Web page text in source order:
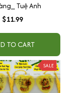
Tuệ Anh
$11.99
TO CART
SALE